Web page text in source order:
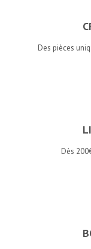
Des pièces
Dès